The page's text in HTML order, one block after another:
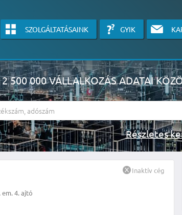
SZOLGÁLTATÁSAINK GYIK
2 500 000 VÁLLALKOZÁS ADATAI
érhető el, használatához kérjük jelentkezzen be,
INGYENES ÁRAJÁNLATOT IDE KATTINTVA!
4. ajtó
Inaktív cég